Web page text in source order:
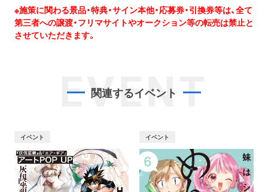
※施策に関わる景品・特典・サイン本他・応募券・引換券等は、全て
第三者への譲渡・フリマサイトやオークション等の転売は禁止と
させていただきます。
EVENT
関連するイベント
イベント イベント